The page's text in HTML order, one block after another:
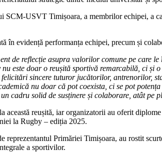
SCM-USVT Timișoara, a membrilor echipei, a
în evidență performanța echipei, precum și
de reflecție asupra valorilor comune pe care
este doar o reușită sportivă remarcabilă, ci
sincere tuturor jucătorilor, antrenorilor,
nu doar că pot coexista, ci se pot
cadru solid de susținere și colaborare, atât pe
reușită, iar organizatorii au oferit
la Rugby – ediția 2025.
Primăriei Timișoara, au rostit
a sportivilor.